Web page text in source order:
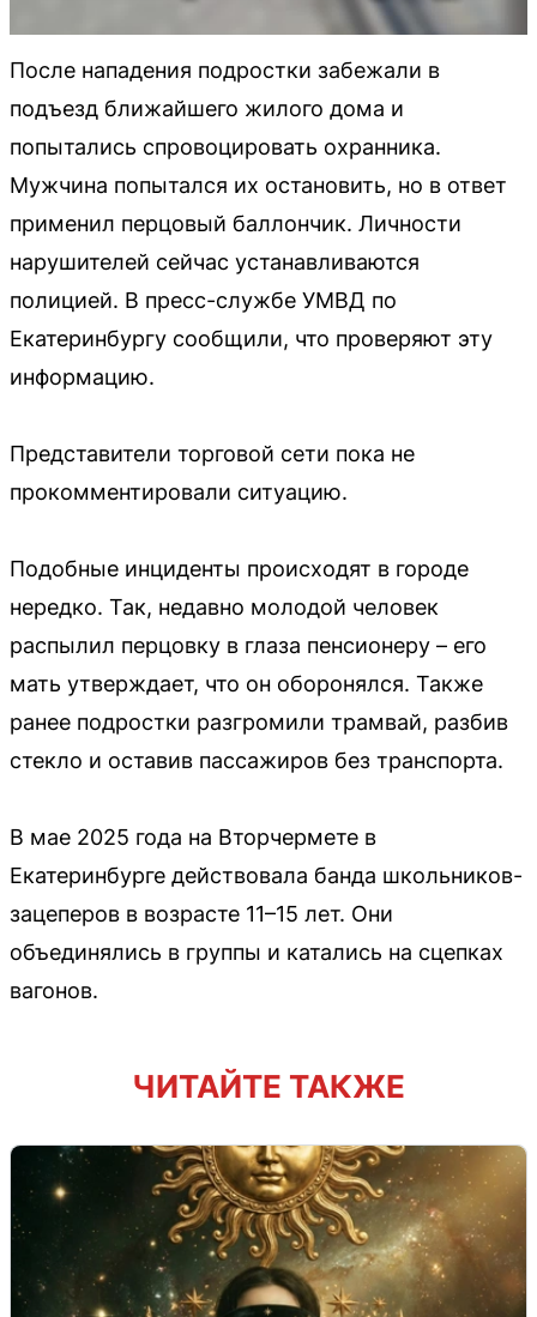
После нападения подростки забежали в
подъезд ближайшего жилого дома и
попытались спровоцировать охранника.
Мужчина попытался их остановить, но в ответ
применил перцовый баллончик. Личности
нарушителей сейчас устанавливаются
полицией. В пресс-службе УМВД по
Екатеринбургу сообщили, что проверяют эту
информацию.
Представители торговой сети пока не
прокомментировали ситуацию.
Подобные инциденты происходят в городе
нередко. Так, недавно молодой человек
распылил перцовку в глаза пенсионеру – его
мать утверждает, что он оборонялся. Также
ранее подростки разгромили трамвай, разбив
стекло и оставив пассажиров без транспорта.
В мае 2025 года на Вторчермете в
Екатеринбурге действовала банда школьников-
зацеперов в возрасте 11–15 лет. Они
объединялись в группы и катались на сцепках
вагонов.
ЧИТАЙТЕ ТАКЖЕ